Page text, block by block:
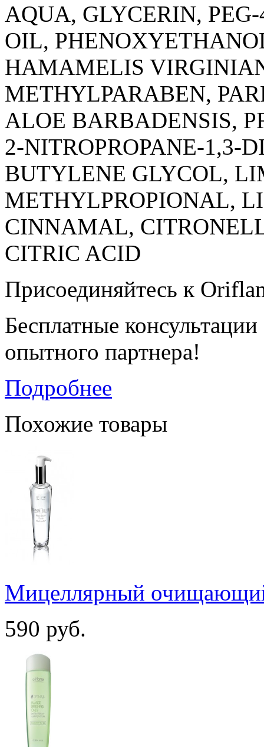
AQUA, GLYCERIN,
OIL,
HAMAMELIS
METHYLPARABEN,
ALOE BARBADENSIS,
2-NITROPROPANE-1,3-
BUTYLENE GLYCOL,
METHYLPROPIONAL,
CINNAMAL,
CITRIC ACID
Присоединяйтесь к
Бесплатные консультации
опытного партнера!
Подробнее
Похожие товары
Мицеллярный
590 руб.